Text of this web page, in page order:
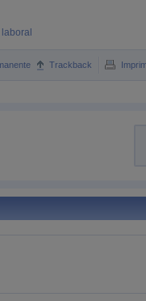
Trackback